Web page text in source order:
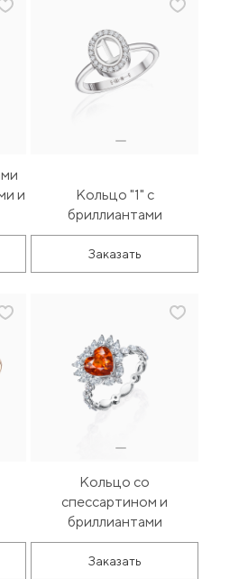
и
Кольцо "1" с
бриллиантами
Заказать
Кольцо со
спессартином и
бриллиантами
Заказать